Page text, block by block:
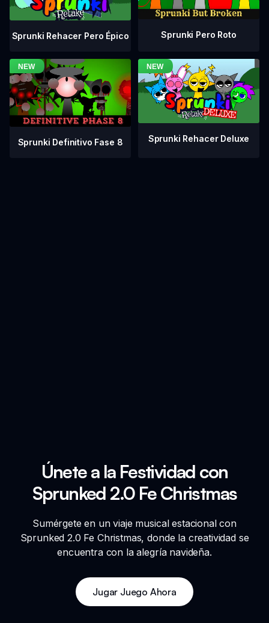
Sprunki Rehacer Pero Épico Sprunki Pero Roto
Sprunki Definitivo Fase 8 Sprunki Rehacer Deluxe
Únete a la Festividad con
Sprunked 2.0 Fe Christmas
Sumérgete en un viaje musical estacional con
Sprunked 2.0 Fe Christmas, donde la creatividad se
encuentra con la alegría navideña.
Jugar Juego Ahora